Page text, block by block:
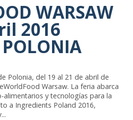
WARSAW
2016
Polonia, del 19 al 21 de abril de
Warsaw. La feria abarca
y tecnologías para la
a Ingredients Poland 2016,